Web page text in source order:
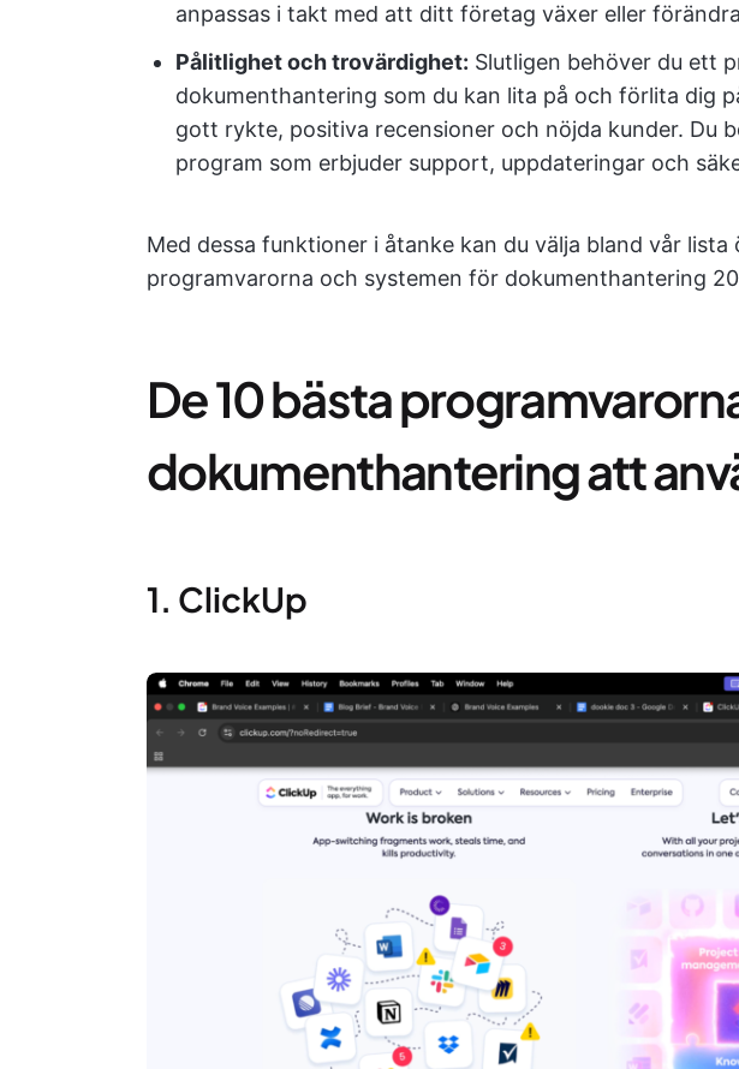
anpassas i takt med att ditt företag växer eller
Pålitlighet och trovärdighet: Slutligen behöver du ett
dokumenthantering som du kan lita på och förlita dig
gott rykte, positiva recensioner och nöjda kunder. Du
program som erbjuder support, uppdateringar och
Med dessa funktioner i åtanke kan du välja bland vår lista
programvarorna och systemen för dokumenthantering
De 10 bästa
dokumenthantering att
1. ClickUp